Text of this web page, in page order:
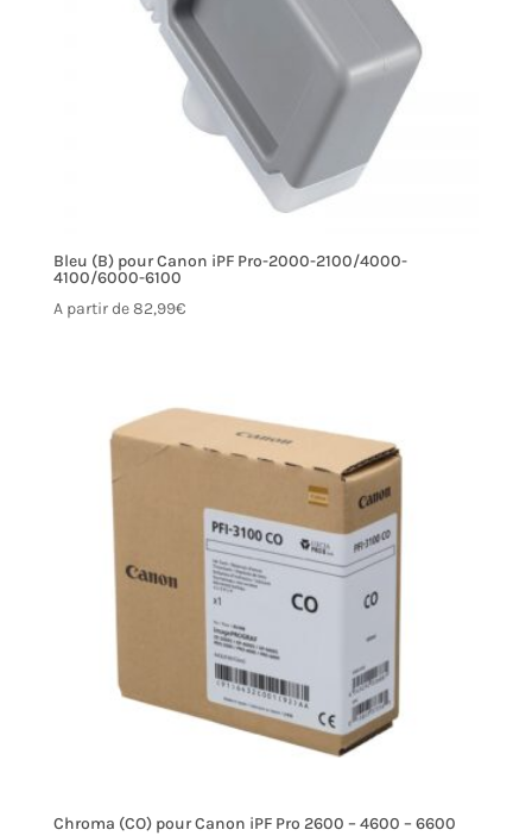
Bleu (B) pour Canon iPF Pro-2000-2100/4000-
4100/6000-6100
A partir de82,99€
Chroma (CO) pour Canon iPF Pro 2600 – 4600 – 6600